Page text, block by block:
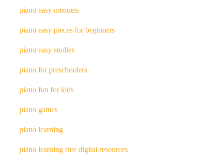
piano easy menuets
piano easy pieces for beginners
piano easy studies
piano for preschoolers
piano fun for kids
piano games
piano learning
piano learning free digital resources